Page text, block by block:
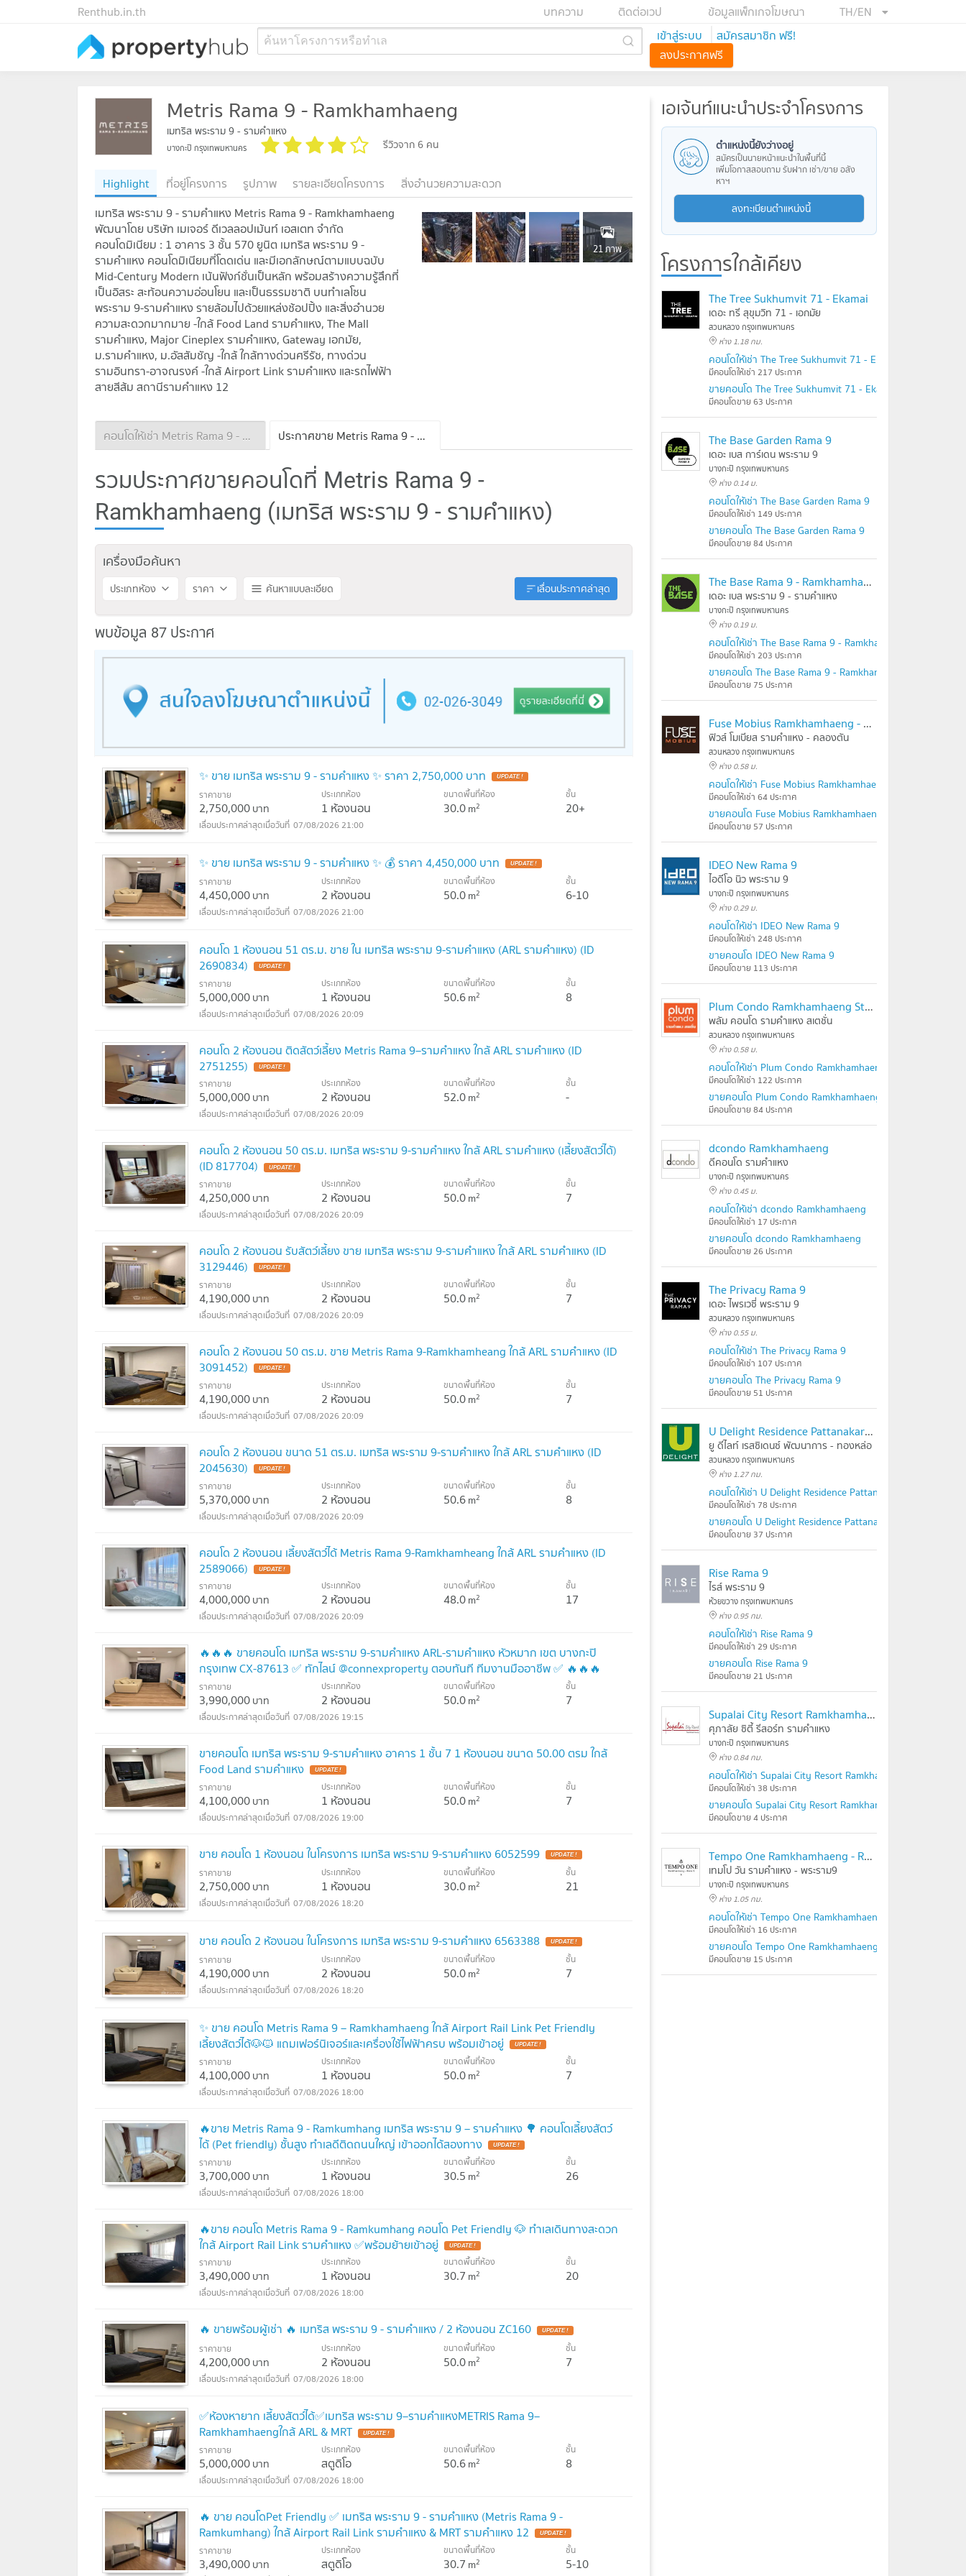
TH/EN
ข้อมูลแพ็กเกจโฆษณา
ติดต่อเวป
บทความ
Renthub.in.th
ค้นหาโครงการหรือทำเล เข้าสู่ระบบ
สมัครสมาชิก ฟรี!
ลงประกาศฟรี
Metris Rama 9 - Ramkhamhaeng
เมทริส พระราม 9 - รามคำแหง
บางกะปิ กรุงเทพมหานคร รีวิวจาก 6 คน
Highlight ที่อยู่โครงการ รูปภาพ รายละเอียดโครงการ
สิ่งอำนวยความสะดวก
เมทริส พระราม 9 - รามคำแหง Metris Rama 9 - Ramkhamhaeng
พัฒนาโดย บริษัท เมเจอร์ ดีเวลลอปเม้นท์ เอสเตท จำกัด
คอนโดมิเนียม : 1 อาคาร 3 ชั้น 570 ยูนิต เมทริส พระราม 9 -
รามคำแหง คอนโดมิเนียมที่โดดเด่น และมีเอกลักษณ์ตามแบบฉบับ
Mid-Century Modern เน้นฟังก์ชั่นเป็นหลัก พร้อมสร้างความรู้สึกที่
เป็นอิสระ สะท้อนความอ่อนโยน และเป็นธรรมชาติ บนทำเลโซน
พระราม 9-รามคำแหง รายล้อมไปด้วยแหล่งช้อปปิ้ง และสิ่งอำนวย
ความสะดวกมากมาย -ใกล้ Food Land รามคำแหง, The Mall
รามคำแหง, Major Cineplex รามคำแหง, Gateway เอกมัย,
ม.รามคำแหง, ม.อัสสัมชัญ -ใกล้ ใกล้ทางด่วนศรีรัช, ทางด่วน
รามอินทรา-อาจณรงค์ -ใกล้ Airport Link รามคำแหง และรถไฟฟ้า
สายสีส้ม สถานีรามคำแหง 12
21 ภาพ
คอนโดให้เช่า Metris Rama 9 - Ramkhamhaeng ประกาศขาย Metris Rama 9 - Ramkhamhaeng
รวมประกาศขายคอนโดที่ Metris Rama 9 -
Ramkhamhaeng (เมทริส พระราม 9 - รามคำแหง)
เครื่องมือค้นหา
ประเภทห้อง ราคา ค้นหาแบบละเอียด เลื่อนประกาศล่าสุด
พบข้อมูล 87 ประกาศ
✨ ขาย เมทริส พระราม 9 - รามคำแหง ✨ ราคา 2,750,000 บาท UPDATE !
ราคาขาย
2,750,000บาท
ประเภทห้อง
1 ห้องนอน
ขนาดพื้นที่ห้อง
30.0m2
ชั้น
20+
07/08/2026 21:00
✨ ขาย เมทริส พระราม 9 - รามคำแหง ✨ 💰 ราคา 4,450,000 บาท UPDATE !
ราคาขาย
4,450,000บาท
ประเภทห้อง
2 ห้องนอน
ขนาดพื้นที่ห้อง
50.0m2
ชั้น
6-10
07/08/2026 21:00
คอนโด 1 ห้องนอน 51 ตร.ม. ขาย ใน เมทริส พระราม 9-รามคำแหง (ARL รามคำแหง) (ID
2690834)
UPDATE !
ราคาขาย
5,000,000บาท
ประเภทห้อง
1 ห้องนอน
ขนาดพื้นที่ห้อง
50.6m2
ชั้น
8
07/08/2026 20:09
คอนโด 2 ห้องนอน ติดสัตว์เลี้ยง Metris Rama 9–รามคำแหง ใกล้ ARL รามคำแหง (ID
2751255)
UPDATE !
ราคาขาย
5,000,000บาท
ประเภทห้อง
2 ห้องนอน
ขนาดพื้นที่ห้อง
52.0m2
ชั้น
-
07/08/2026 20:09
คอนโด 2 ห้องนอน 50 ตร.ม. เมทริส พระราม 9-รามคำแหง ใกล้ ARL รามคำแหง (เลี้ยงสัตว์ได้)
(ID 817704)
UPDATE !
ราคาขาย
4,250,000บาท
ประเภทห้อง
2 ห้องนอน
ขนาดพื้นที่ห้อง
50.0m2
ชั้น
7
07/08/2026 20:09
คอนโด 2 ห้องนอน รับสัตว์เลี้ยง ขาย เมทริส พระราม 9-รามคำแหง ใกล้ ARL รามคำแหง (ID
3129446)
UPDATE !
ราคาขาย
4,190,000บาท
ประเภทห้อง
2 ห้องนอน
ขนาดพื้นที่ห้อง
50.0m2
ชั้น
7
07/08/2026 20:09
คอนโด 2 ห้องนอน 50 ตร.ม. ขาย Metris Rama 9-Ramkhamheang ใกล้ ARL รามคำแหง (ID
3091452)
UPDATE !
ราคาขาย
4,190,000บาท
ประเภทห้อง
2 ห้องนอน
ขนาดพื้นที่ห้อง
50.0m2
ชั้น
7
07/08/2026 20:09
คอนโด 2 ห้องนอน ขนาด 51 ตร.ม. เมทริส พระราม 9-รามคำแหง ใกล้ ARL รามคำแหง (ID
2045630)
UPDATE !
ราคาขาย
5,370,000บาท
ประเภทห้อง
2 ห้องนอน
ขนาดพื้นที่ห้อง
50.6m2
ชั้น
8
07/08/2026 20:09
คอนโด 2 ห้องนอน เลี้ยงสัตว์ได้ Metris Rama 9-Ramkhamheang ใกล้ ARL รามคำแหง (ID
2589066)
UPDATE !
ราคาขาย
4,000,000บาท
ประเภทห้อง
2 ห้องนอน
ขนาดพื้นที่ห้อง
48.0m2
ชั้น
17
07/08/2026 20:09
🔥🔥🔥 ขายคอนโด เมทริส พระราม 9-รามคำแหง ARL-รามคำแหง หัวหมาก เขต บางกะปิ
กรุงเทพ CX-87613 ✅ ทักไลน์ @connexproperty ตอบทันที ทีมงานมืออาชีพ ✅ 🔥🔥🔥
UPDATE !
ราคาขาย
3,990,000บาท
ประเภทห้อง
2 ห้องนอน
ขนาดพื้นที่ห้อง
50.0m2
ชั้น
7
07/08/2026 19:15
ขายคอนโด เมทริส พระราม 9-รามคำแหง อาคาร 1 ชั้น 7 1 ห้องนอน ขนาด 50.00 ตรม ใกล้
Food Land รามคำแหง
UPDATE !
ราคาขาย
4,100,000บาท
ประเภทห้อง
1 ห้องนอน
ขนาดพื้นที่ห้อง
50.0m2
ชั้น
7
07/08/2026 19:00
ขาย คอนโด 1 ห้องนอน ในโครงการ เมทริส พระราม 9-รามคำแหง 6052599 UPDATE !
ราคาขาย
2,750,000บาท
ประเภทห้อง
1 ห้องนอน
ขนาดพื้นที่ห้อง
30.0m2
ชั้น
21
07/08/2026 18:20
ขาย คอนโด 2 ห้องนอน ในโครงการ เมทริส พระราม 9-รามคำแหง 6563388 UPDATE !
ราคาขาย
4,190,000บาท
ประเภทห้อง
2 ห้องนอน
ขนาดพื้นที่ห้อง
50.0m2
ชั้น
7
07/08/2026 18:20
✨ ขาย คอนโด Metris Rama 9 – Ramkhamhaeng ใกล้ Airport Rail Link Pet Friendly
เลี้ยงสัตว์ได้🐶🐱 แถมเฟอร์นิเจอร์และเครื่องใช้ไฟฟ้าครบ พร้อมเข้าอยู่
UPDATE !
ราคาขาย
4,100,000บาท
ประเภทห้อง
1 ห้องนอน
ขนาดพื้นที่ห้อง
50.0m2
ชั้น
7
07/08/2026 18:00
🔥ขาย Metris Rama 9 - Ramkumhang เมทริส พระราม 9 – รามคำแหง 🌳 คอนโดเลี้ยงสัตว์
ได้ (Pet friendly) ชั้นสูง ทำเลดีติดถนนใหญ่ เข้าออกได้สองทาง
UPDATE !
ราคาขาย
3,700,000บาท
ประเภทห้อง
1 ห้องนอน
ขนาดพื้นที่ห้อง
30.5 m2
ชั้น
26
07/08/2026 18:00
🔥ขาย คอนโด Metris Rama 9 - Ramkumhang คอนโด Pet Friendly 🐶 ทำเลเดินทางสะดวก
ใกล้ Airport Rail Link รามคำแหง ✅พร้อมย้ายเข้าอยู่
UPDATE !
ราคาขาย
3,490,000บาท
ประเภทห้อง
1 ห้องนอน
ขนาดพื้นที่ห้อง
30.7 m2
ชั้น
20
07/08/2026 18:00
🔥 ขายพร้อมผู้เช่า 🔥 เมทริส พระราม 9 - รามคำแหง / 2 ห้องนอน ZC160 UPDATE !
ราคาขาย
4,200,000บาท
ประเภทห้อง
2 ห้องนอน
ขนาดพื้นที่ห้อง
50.0m2
ชั้น
7
07/08/2026 18:00
✅ห้องหายาก เลี้ยงสัตว์ได้✅เมทริส พระราม 9–รามคำแหงMETRIS Rama 9–
Ramkhamhaengใกล้ ARL & MRT
UPDATE !
ราคาขาย
5,000,000บาท
ประเภทห้อง
สตูดิโอ
ขนาดพื้นที่ห้อง
50.6m2
ชั้น
8
07/08/2026 18:00
🔥 ขาย คอนโดPet Friendly ✅ เมทริส พระราม 9 - รามคำแหง (Metris Rama 9 -
Ramkumhang) ใกล้ Airport Rail Link รามคำแหง & MRT รามคำแหง 12
UPDATE !
ราคาขาย
3,490,000บาท
ประเภทห้อง
สตูดิโอ
ขนาดพื้นที่ห้อง
30.7 m2
ชั้น
5-10
เอเจ้นท์แนะนำประจำโครงการ
ตำแหน่งนี้ยังว่างอยู่
สมัครเป็นนายหน้าแนะนำในพื้นที่นี้
เพิ่มโอกาสสอบถาม รับฝาก เช่า/ขาย อสัง
หาฯ
ลงทะเบียนตำแหน่งนี้
โครงการใกล้เคียง
The Tree Sukhumvit 71 - Ekamai
เดอะ ทรี สุขุมวิท 71 - เอกมัย
สวนหลวง กรุงเทพมหานคร
ห่าง 1.18 กม.
คอนโดให้เช่า The Tree Sukhumvit 71 - Ekamai
มีคอนโดให้เช่า 217 ประกาศ
ขายคอนโด The Tree Sukhumvit 71 - Ekamai
มีคอนโดขาย 63 ประกาศ
The Base Garden Rama 9
เดอะ เบส การ์เดน พระราม 9
บางกะปิ กรุงเทพมหานคร
ห่าง 0.14 ม.
คอนโดให้เช่า The Base Garden Rama 9
มีคอนโดให้เช่า 149 ประกาศ
ขายคอนโด The Base Garden Rama 9
มีคอนโดขาย 84 ประกาศ
The Base Rama 9 - Ramkhamhaeng
เดอะ เบส พระราม 9 - รามคำแหง
บางกะปิ กรุงเทพมหานคร
ห่าง 0.19 ม.
คอนโดให้เช่า The Base Rama 9 - Ramkhamhaeng
มีคอนโดให้เช่า 203 ประกาศ
ขายคอนโด The Base Rama 9 - Ramkhamhaeng
มีคอนโดขาย 75 ประกาศ
Fuse Mobius Ramkhamhaeng - Klongton
ฟิวส์ โมเบียส รามคำแหง - คลองตัน
สวนหลวง กรุงเทพมหานคร
ห่าง 0.58 ม.
คอนโดให้เช่า Fuse Mobius Ramkhamhaeng - Klongton
มีคอนโดให้เช่า 64 ประกาศ
ขายคอนโด Fuse Mobius Ramkhamhaeng - Klongton
มีคอนโดขาย 57 ประกาศ
IDEO New Rama 9
ไอดีโอ นิว พระราม 9
บางกะปิ กรุงเทพมหานคร
ห่าง 0.29 ม.
คอนโดให้เช่า IDEO New Rama 9
มีคอนโดให้เช่า 248 ประกาศ
ขายคอนโด IDEO New Rama 9
มีคอนโดขาย 113 ประกาศ
Plum Condo Ramkhamhaeng Station
พลัม คอนโด รามคำแหง สเตชั่น
สวนหลวง กรุงเทพมหานคร
ห่าง 0.58 ม.
คอนโดให้เช่า Plum Condo Ramkhamhaeng Station
มีคอนโดให้เช่า 122 ประกาศ
ขายคอนโด Plum Condo Ramkhamhaeng Station
มีคอนโดขาย 84 ประกาศ
dcondo Ramkhamhaeng
ดีคอนโด รามคำแหง
บางกะปิ กรุงเทพมหานคร
ห่าง 0.45 ม.
คอนโดให้เช่า dcondo Ramkhamhaeng
มีคอนโดให้เช่า 17 ประกาศ
ขายคอนโด dcondo Ramkhamhaeng
มีคอนโดขาย 26 ประกาศ
The Privacy Rama 9
เดอะ ไพรเวซี่ พระราม 9
สวนหลวง กรุงเทพมหานคร
ห่าง 0.55 ม.
คอนโดให้เช่า The Privacy Rama 9
มีคอนโดให้เช่า 107 ประกาศ
ขายคอนโด The Privacy Rama 9
มีคอนโดขาย 51 ประกาศ
U Delight Residence Pattanakarn - Thonglor
ยู ดีไลท์ เรสซิเดนซ์ พัฒนาการ - ทองหล่อ
สวนหลวง กรุงเทพมหานคร
ห่าง 1.27 กม.
คอนโดให้เช่า U Delight Residence Pattanakarn - Thonglor
มีคอนโดให้เช่า 78 ประกาศ
ขายคอนโด U Delight Residence Pattanakarn - Thonglor
มีคอนโดขาย 37 ประกาศ
Rise Rama 9
ไรส์ พระราม 9
ห้วยขวาง กรุงเทพมหานคร
ห่าง 0.95 กม.
คอนโดให้เช่า Rise Rama 9
มีคอนโดให้เช่า 29 ประกาศ
ขายคอนโด Rise Rama 9
มีคอนโดขาย 21 ประกาศ
Supalai City Resort Ramkhamhaeng
ศุภาลัย ซิตี้ รีสอร์ท รามคำแหง
บางกะปิ กรุงเทพมหานคร
ห่าง 0.84 กม.
คอนโดให้เช่า Supalai City Resort Ramkhamhaeng
มีคอนโดให้เช่า 38 ประกาศ
ขายคอนโด Supalai City Resort Ramkhamhaeng
มีคอนโดขาย 4 ประกาศ
Tempo One Ramkhamhaeng - Rama 9
เทมโป วัน รามคำแหง - พระราม9
บางกะปิ กรุงเทพมหานคร
ห่าง 1.05 กม.
คอนโดให้เช่า Tempo One Ramkhamhaeng - Rama 9
มีคอนโดให้เช่า 16 ประกาศ
ขายคอนโด Tempo One Ramkhamhaeng - Rama 9
มีคอนโดขาย 15 ประกาศ